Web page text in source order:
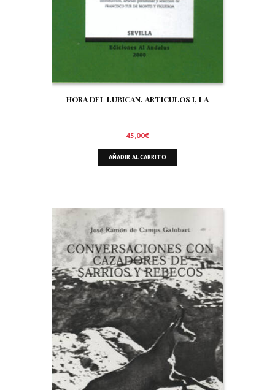
HORA DEL LUBICAN. ARTICULOS I, LA
45,00€
AÑADIR AL CARRITO